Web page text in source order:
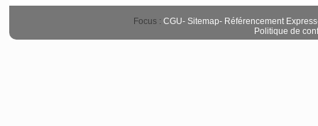
Focus : CGU- Sitemap- Référencement Express
Politique de